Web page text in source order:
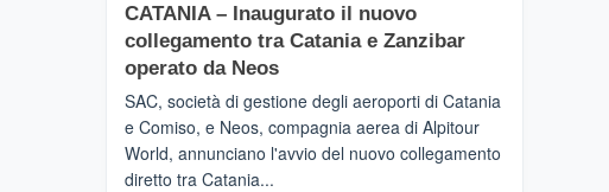
CATANIA – Inaugurato il nuovo
collegamento tra Catania e Zanzibar
operato da Neos
SAC, società di gestione degli aeroporti di Catania
e Comiso, e Neos, compagnia aerea di Alpitour
World, annunciano l'avvio del nuovo collegamento
diretto tra Catania...